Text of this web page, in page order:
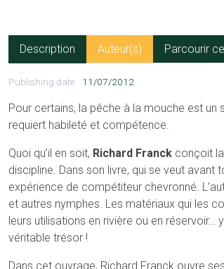
Description Auteur(s) Parcourir
Publishing date 11/07/2012
Pour certains, la pêche à la mouche est un
requiert habileté et compétence.
Quoi qu’il en soit, Richard Franck conçoit
discipline. Dans son livre, qui se veut avant
expérience de compétiteur chevronné.
et autres nymphes. Les matériaux qui les
leurs utilisations en rivière ou en
véritable trésor !
Dans cet ouvrage, Richard Franck ouvre